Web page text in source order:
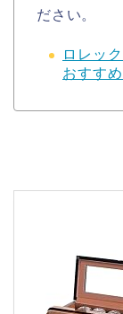
ださい。
ロレッ
おすす